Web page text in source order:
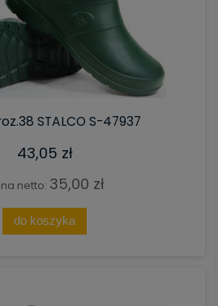
STALCO S-47937
43,05 zł
netto: 35,00 zł
do koszyka